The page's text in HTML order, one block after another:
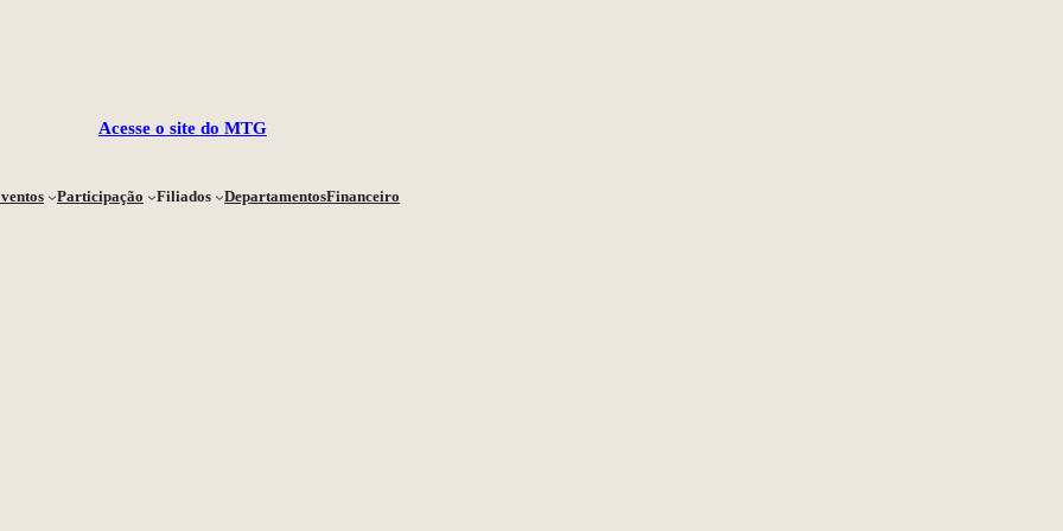
Acesse o site do MTG
Participação Filiados DepartamentosFinanceiro